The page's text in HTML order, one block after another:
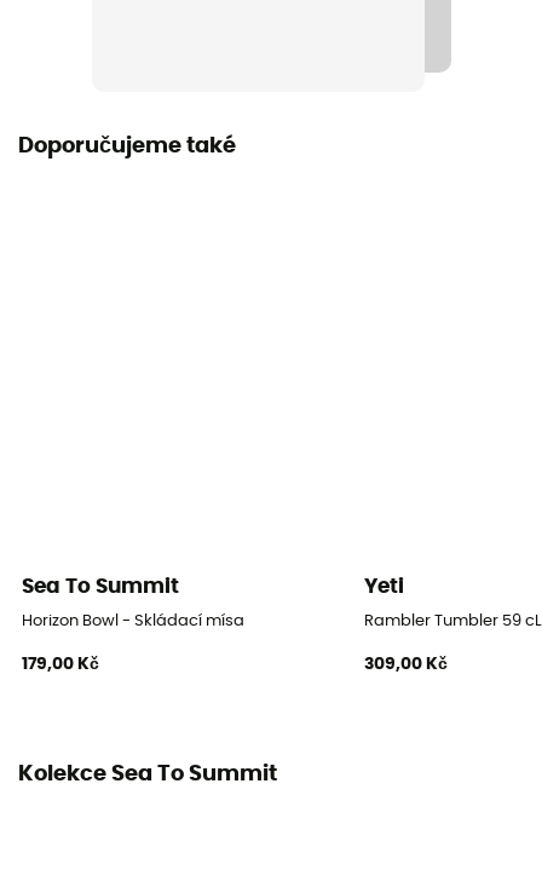
Doporučujeme také
Sea To Summit
Horizon Bowl - Skládací mísa
179,00 Kč
Yeti
Rambler Tumbler 59
309,00 Kč
Kolekce Sea To Summit